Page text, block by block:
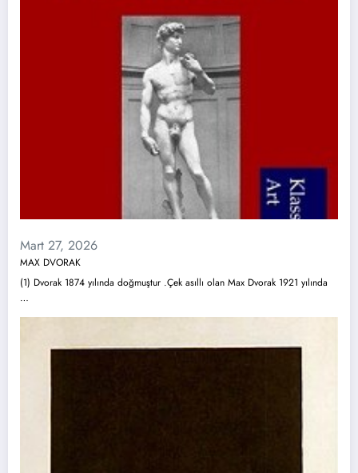
Mart 27, 2026
MAX DVORAK
(1) Dvorak 1874 yılında doğmuştur .Çek asıllı olan Max Dvorak 1921 yılında
…